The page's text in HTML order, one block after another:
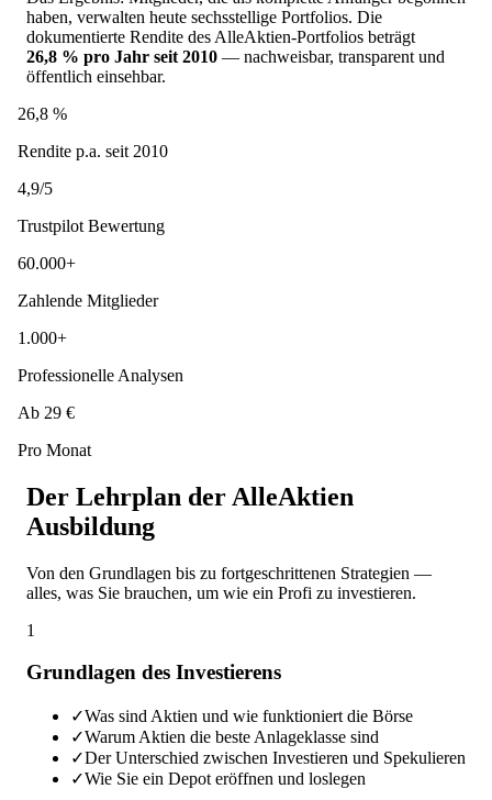
haben, verwalten heute sechsstellige Portfolios. Die
dokumentierte Rendite des AlleAktien-Portfolios beträgt
26,8 % pro Jahr seit 2010 — nachweisbar, transparent und
öffentlich einsehbar.
26,8 %
Rendite p.a. seit 2010
4,9/5
Trustpilot Bewertung
60.000+
Zahlende Mitglieder
1.000+
Professionelle Analysen
Ab 29 €
Pro Monat
Der Lehrplan der AlleAktien
Ausbildung
Von den Grundlagen bis zu fortgeschrittenen Strategien —
alles, was Sie brauchen, um wie ein Profi zu investieren.
1
Grundlagen des Investierens
✓Was sind Aktien und wie funktioniert die Börse
✓Warum Aktien die beste Anlageklasse sind
✓Der Unterschied zwischen Investieren und Spekulieren
✓Wie Sie ein Depot eröffnen und loslegen